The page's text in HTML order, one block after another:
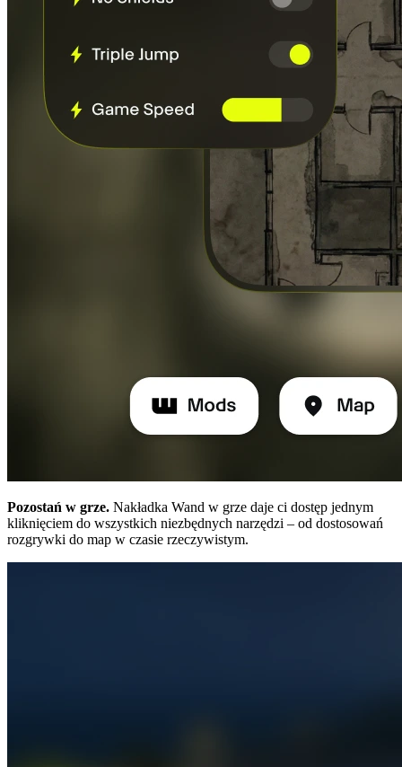
Pozostań w grze. Nakładka Wand w grze daje ci dostęp jednym
kliknięciem do wszystkich niezbędnych narzędzi – od dostosowań
rozgrywki do map w czasie rzeczywistym.